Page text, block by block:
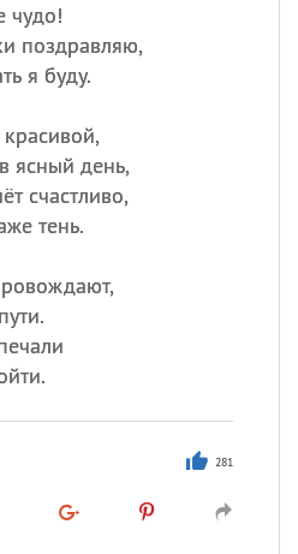
чудо!
поздравляю,
я буду.
ясный день,
счастливо,
тень.
281